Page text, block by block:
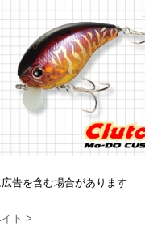
広告を含む場合があります
ト >